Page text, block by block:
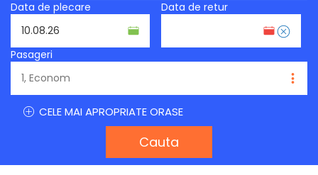
Data de plecare Data de retur
Pasageri
CELE MAI APROPRIATE ORASE
Cauta